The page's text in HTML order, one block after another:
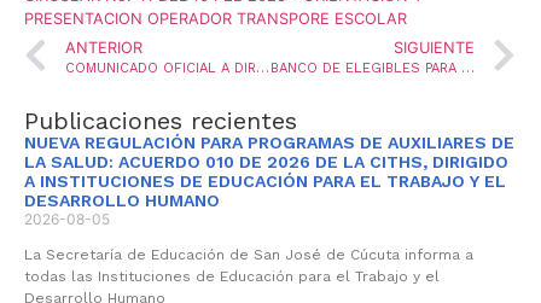
PRESENTACION OPERADOR TRANSPORE ESCOLAR
ANTERIOR
COMUNICADO OFICIAL A DIRECTIVOS DOCENTES, DOCENTES, Y COMUNIDAD EDUCATIVA EN GENERAL DEL MUNICIPIO DE SAN JOSÉ DE CÚCUTA
SIGUIENTE
BANCO DE ELEGIBLES PARA PROVEER MEDIANTE ENCARGO EL CARGO RECTOR – VIG 2023
Publicaciones recientes
NUEVA REGULACIÓN PARA PROGRAMAS DE AUXILIARES DE
LA SALUD: ACUERDO 010 DE 2026 DE LA CITHS, DIRIGIDO
A INSTITUCIONES DE EDUCACIÓN PARA EL TRABAJO Y EL
DESARROLLO HUMANO
2026-08-05
La Secretaría de Educación de San José de Cúcuta informa a
todas las Instituciones de Educación para el Trabajo y el
Desarrollo Humano